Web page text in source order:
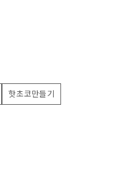
핫초코만들기